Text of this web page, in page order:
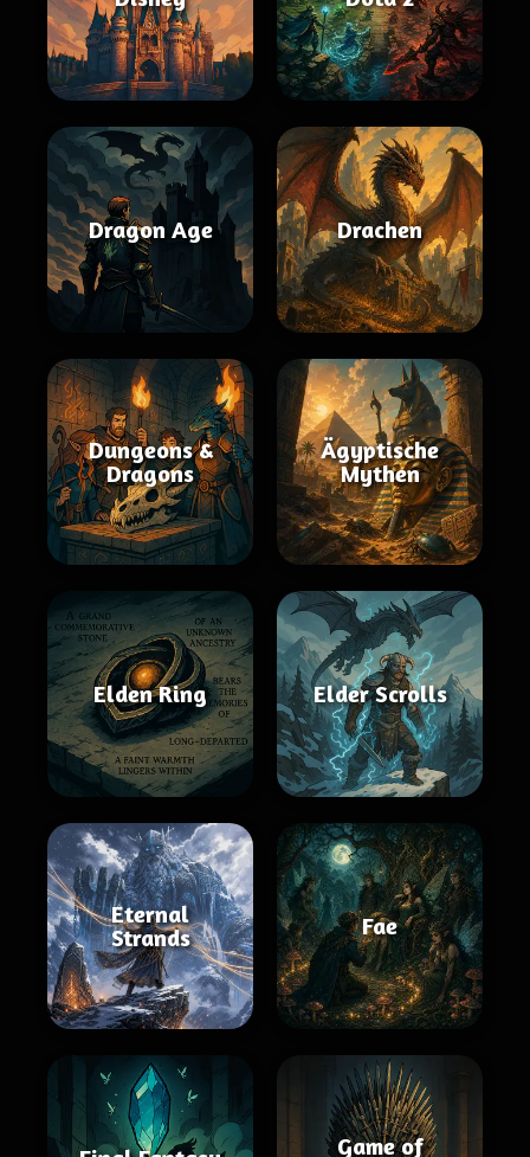
Dragon Age Drachen
Dungeons &
Dragons
Ägyptische
Mythen
Elden Ring Elder Scrolls
Eternal
Strands
Fae
Game of